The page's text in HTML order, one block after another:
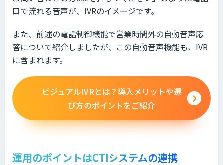
口で流れる音声が、IVRのイメージです。
また、前述の電話制御機能で営業時間外の自動音声応
答について紹介しましたが、この自動音声機能も、IVR
に含まれます。
ビジュアルIVRとは？導入メリットや選
び方のポイントをご紹介
運用のポイントはCTIシステムの連携